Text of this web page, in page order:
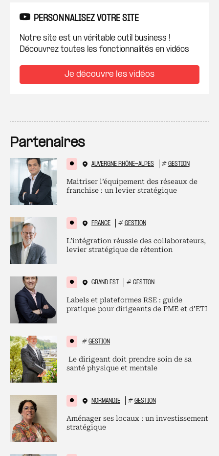
PERSONNALISEZ VOTRE SITE
Notre site est un véritable outil business !
Découvrez toutes les fonctionnalités en vidéos
Je découvre les vidéos
Partenaires
AUVERGNE RHÔNE-ALPES # GESTION
Maitriser l’équipement des réseaux de
franchise : un levier stratégique
FRANCE # GESTION
L’intégration réussie des collaborateurs,
levier stratégique de rétention
GRAND EST # GESTION
Labels et plateformes RSE : guide
pratique pour dirigeants de PME et d’ETI
# GESTION
Le dirigeant doit prendre soin de sa
santé physique et mentale
NORMANDIE # GESTION
Aménager ses locaux : un investissement
stratégique